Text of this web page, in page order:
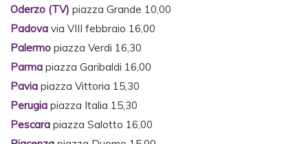
Oderzo (TV) piazza Grande 10,00
Padova via VIII febbraio 16,00
Palermo piazza Verdi 16,30
Parma piazza Garibaldi 16,00
Pavia piazza Vittoria 15,30
Perugia piazza Italia 15,30
Pescara piazza Salotto 16,00